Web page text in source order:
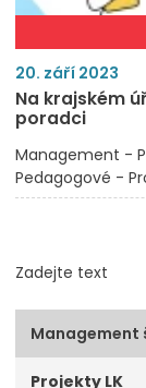
20. září 2023
Na krajském
poradci
Management -
Pedagogové -
Zadejte text
Management
Projekty LK